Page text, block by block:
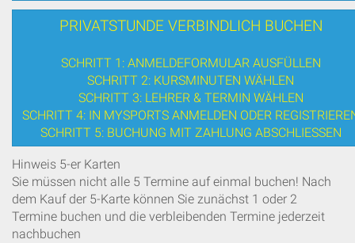
PRIVATSTUNDE VERBINDLICH BUCHEN
SCHRITT 1: ANMELDEFORMULAR AUSFÜLLEN
SCHRITT 2: KURSMINUTEN WÄHLEN
SCHRITT 3: LEHRER & TERMIN WÄHLEN
SCHRITT 4: IN MYSPORTS ANMELDEN ODER
SCHRITT 5: BUCHUNG MIT ZAHLUNG ABSCHLIESSEN
Hinweis 5-er Karten
Sie müssen nicht alle 5 Termine auf einmal buchen! Nach
dem Kauf der 5-Karte können Sie zunächst 1 oder 2
Termine buchen und die verbleibenden Termine jederzeit
nachbuchen